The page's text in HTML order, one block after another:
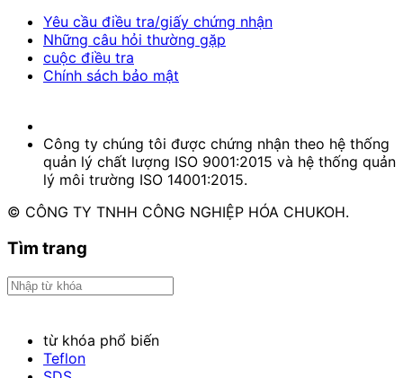
Yêu cầu điều tra/giấy chứng nhận
Những câu hỏi thường gặp
cuộc điều tra
Chính sách bảo mật
Công ty chúng tôi được chứng nhận theo hệ thống
quản lý chất lượng ISO 9001:2015 và hệ thống quản
lý môi trường ISO 14001:2015.
© CÔNG TY TNHH CÔNG NGHIỆP HÓA CHUKOH.
Tìm trang
từ khóa phổ biến
Teflon